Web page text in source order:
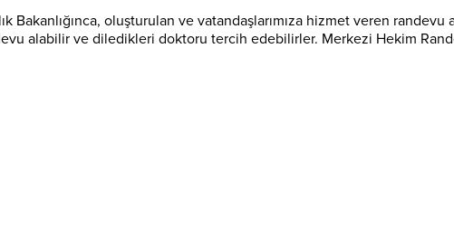
Bakanlığınca, oluşturulan ve vatandaşlarımıza hizmet veren
alabilir ve diledikleri doktoru tercih edebilirler. Merkezi Hekim